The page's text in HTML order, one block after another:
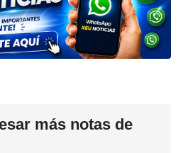
más notas de